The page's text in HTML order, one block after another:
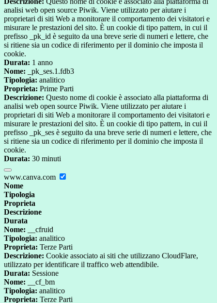
analisi web open source Piwik. Viene utilizzato per aiutare i
proprietari di siti Web a monitorare il comportamento dei visitatori e
misurare le prestazioni del sito. È un cookie di tipo pattern, in cui il
prefisso _pk_id è seguito da una breve serie di numeri e lettere, che
si ritiene sia un codice di riferimento per il dominio che imposta il
cookie.
Durata: 1 anno
Nome: _pk_ses.1.fdb3
Tipologia: analitico
Proprieta: Prime Parti
Descrizione: Questo nome di cookie è associato alla piattaforma di
analisi web open source Piwik. Viene utilizzato per aiutare i
proprietari di siti Web a monitorare il comportamento dei visitatori e
misurare le prestazioni del sito. È un cookie di tipo pattern, in cui il
prefisso _pk_ses è seguito da una breve serie di numeri e lettere, che
si ritiene sia un codice di riferimento per il dominio che imposta il
cookie.
Durata: 30 minuti
www.canva.com
Nome
Tipologia
Proprieta
Descrizione
Durata
Nome: __cfruid
Tipologia: analitico
Proprieta: Terze Parti
Descrizione: Cookie associato ai siti che utilizzano CloudFlare,
utilizzato per identificare il traffico web attendibile.
Durata: Sessione
Nome: __cf_bm
Tipologia: analitico
Proprieta: Terze Parti